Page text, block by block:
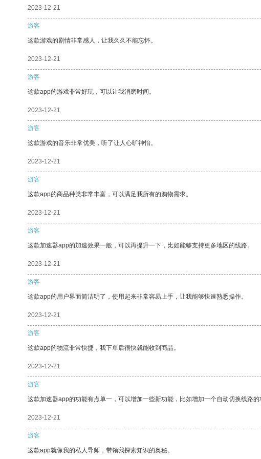
2023-12-21
游客
这款游戏的剧情非常感人，让我久久不能忘怀。
2023-12-21
游客
这款app的游戏非常好玩，可以让我消磨时间。
2023-12-21
游客
这款游戏的音乐非常优美，听了让人心旷神怡。
2023-12-21
游客
这款app的商品种类非常丰富，可以满足我所有的购物需求。
2023-12-21
游客
这款加速器app的加速效果一般，可以再提升一下，比如能够支持更多地区的线路。
2023-12-21
游客
这款app的用户界面简洁明了，使用起来非常容易上手，让我能够快速熟悉操作。
2023-12-21
游客
这款app的物流非常快捷，我下单后很快就能收到商品。
2023-12-21
游客
这款加速器app的功能有点单一，可以增加一些新功能，比如增加一个自动切换线路的
2023-12-21
游客
这款app就像我的私人导师，带领我探索知识的奥秘。